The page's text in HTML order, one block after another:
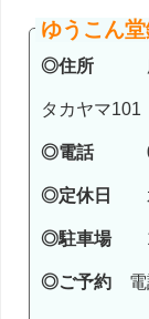
ゆうこん
◎住所 広島
タカヤマ101
◎電話
◎定休日 水
◎駐車場1
◎ご予約 電